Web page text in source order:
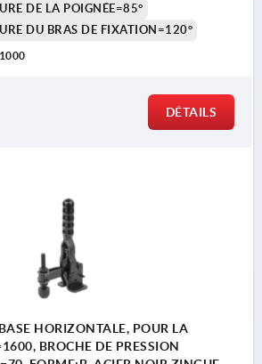
DE LA POIGNÉE=85°
DU BRAS DE FIXATION=120°
DÉTAILS
HORIZONTALE, POUR LA
BROCHE DE PRESSION